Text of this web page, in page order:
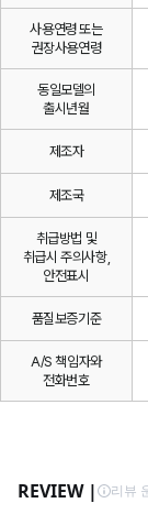
사용연령 또는
권장사용연령
동일모델의
출시년월
제조자
제조국
취급방법 및
취급시 주의사항,
안전표시
품질보증기준
A/S 책임자와
전화번호